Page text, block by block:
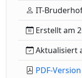
IT-
Erstellt am
Aktualisiert
PDF-Version